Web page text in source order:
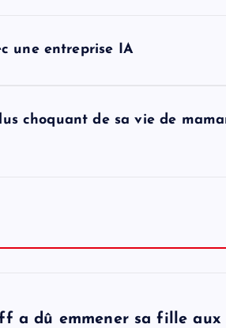
une entreprise IA
choquant de sa vie de
a dû emmener sa fille aux